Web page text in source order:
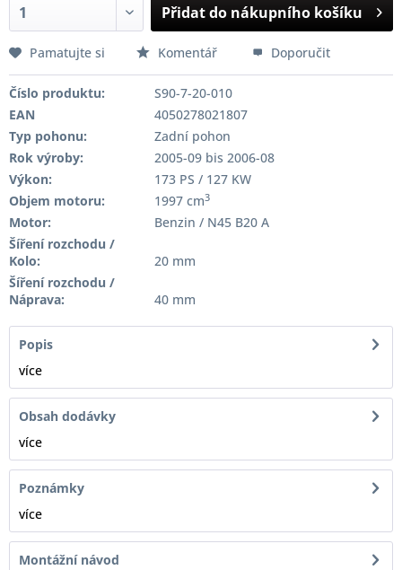
Přidat do nákupního košíku
Pamatujte si Komentář Doporučit
Číslo produktu:
S90-7-20-010
EAN
4050278021807
Typ pohonu:
Zadní pohon
Rok výroby:
2005-09 bis 2006-08
Výkon:
173 PS / 127 KW
Objem motoru:
1997 cm3
Motor:
Benzin / N45 B20 A
Šíření rozchodu /
Kolo:
20 mm
Šíření rozchodu /
Náprava:
40 mm
Popis
více
Obsah dodávky
více
Poznámky
více
Montážní návod